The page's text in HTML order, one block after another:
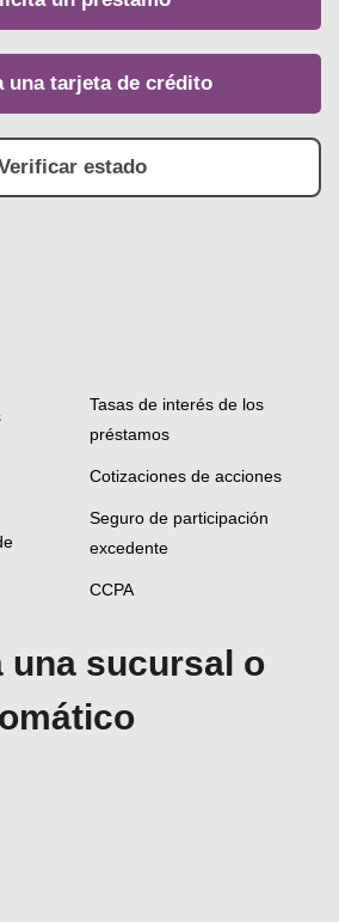
una tarjeta de crédito
estado
Tasas de interés de los
préstamos
Cotizaciones de acciones
Seguro de participación
excedente
CCPA
una sucursal o